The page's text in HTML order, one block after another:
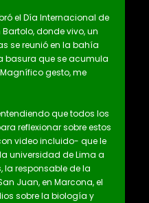
el Día Internacional de
donde vivo, un
se reunió en la bahía
basura que se acumula
gesto, me
que todos los
reflexionar sobre estos
video incluido- que le
universidad de Lima a
responsable de la
Juan, en Marcona, el
sobre la biología y